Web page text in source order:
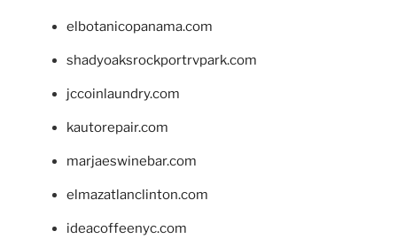
elbotanicopanama.com
shadyoaksrockportrvpark.com
jccoinlaundry.com
kautorepair.com
marjaeswinebar.com
elmazatlanclinton.com
ideacoffeenyc.com